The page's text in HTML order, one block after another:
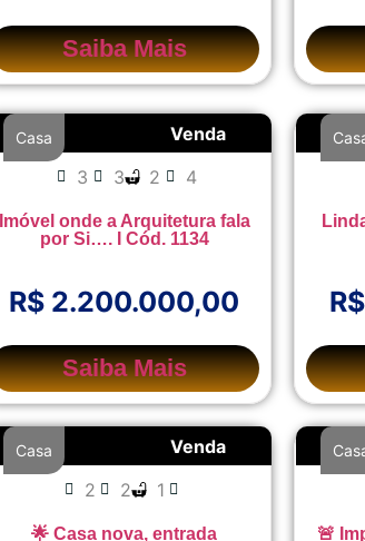
Saiba Mais
Venda
Casa
3 3 2 4
Imóvel onde a Arquitetura fala
por Si…. I Cód. 1134
R$ 2.200.000,00
Saiba Mais
Venda
Casa
2 2 1
🌟 Casa nova, entrada
🚨